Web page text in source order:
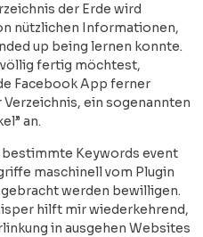
der Erde wird
nützlichen Informationen,
up being lernen konnte.
fertig möchtest,
Facebook App ferner
ein sogenannten
an.
Keywords event
maschinell vom Plugin
werden bewilligen.
hilft mir wiederkehrend,
in ausgehen Websites